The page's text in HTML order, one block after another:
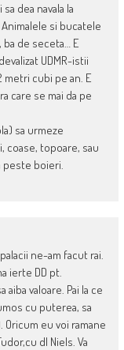
dea navala la
si bucatele
de seceta… E
UDMR-istii
metri cubi pe an. E
care se mai da pe
sa urmeze
coase, topoare, sau
peste boieri.
ne-am facut rai.
ierte DD pt.
valoare. Pai la ce
cu puterea, sa
eu voi ramane
dl Niels. Va